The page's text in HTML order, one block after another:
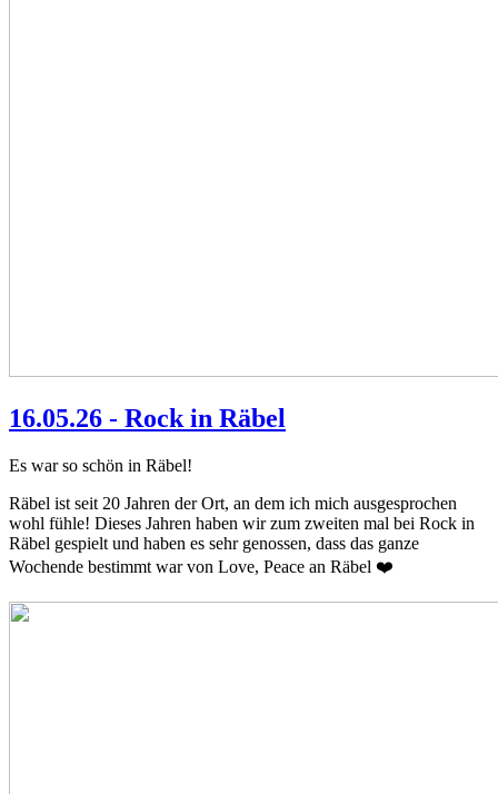
16.05.26 - Rock in Räbel
Es war so schön in Räbel!
Räbel ist seit 20 Jahren der Ort, an dem ich mich ausgesprochen
wohl fühle! Dieses Jahren haben wir zum zweiten mal bei Rock in
Räbel gespielt und haben es sehr genossen, dass das ganze
Wochende bestimmt war von Love, Peace an Räbel ❤️